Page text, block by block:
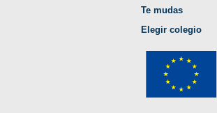
Te mudas
Elegir colegio